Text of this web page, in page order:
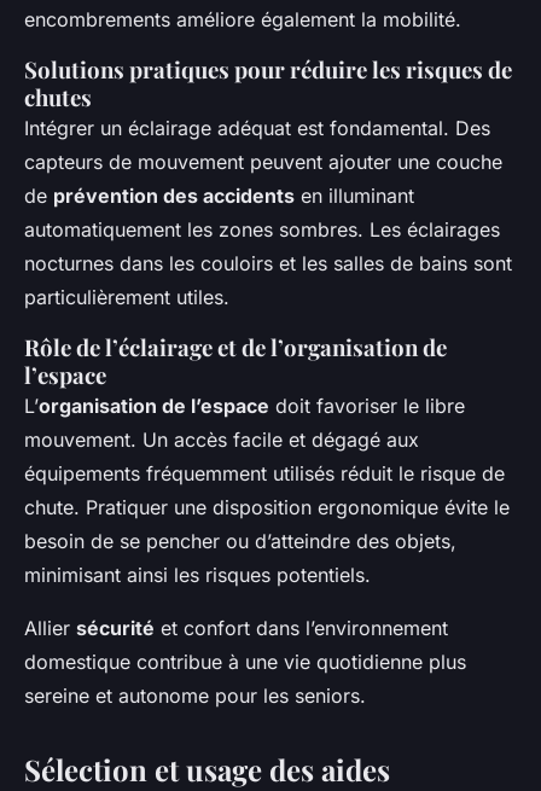
encombrements améliore également la mobilité.
Solutions pratiques pour réduire les risques de
chutes
Intégrer un éclairage adéquat est fondamental. Des
capteurs de mouvement peuvent ajouter une couche
de prévention des accidents en illuminant
automatiquement les zones sombres. Les éclairages
nocturnes dans les couloirs et les salles de bains sont
particulièrement utiles.
Rôle de l’éclairage et de l’organisation de
l’espace
L’organisation de l’espace doit favoriser le libre
mouvement. Un accès facile et dégagé aux
équipements fréquemment utilisés réduit le risque de
chute. Pratiquer une disposition ergonomique évite le
besoin de se pencher ou d’atteindre des objets,
minimisant ainsi les risques potentiels.
Allier sécurité et confort dans l’environnement
domestique contribue à une vie quotidienne plus
sereine et autonome pour les seniors.
Sélection et usage des aides